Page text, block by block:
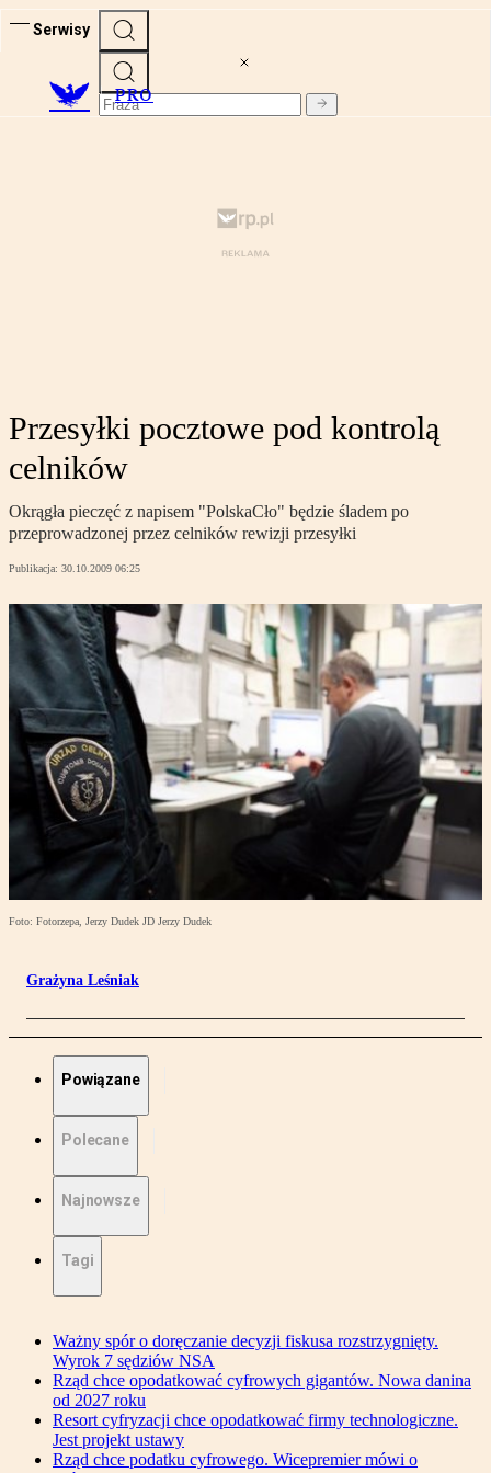
Serwisy
PRO
Przesyłki pocztowe pod kontrolą
celników
Okrągła pieczęć z napisem "PolskaCło" będzie śladem po
przeprowadzonej przez celników rewizji przesyłki
Publikacja: 30.10.2009 06:25
Foto: Fotorzepa, Jerzy Dudek JD Jerzy Dudek
Grażyna Leśniak
Powiązane
Polecane
Najnowsze
Tagi
Ważny spór o doręczanie decyzji fiskusa rozstrzygnięty.
Wyrok 7 sędziów NSA
Rząd chce opodatkować cyfrowych gigantów. Nowa danina
od 2027 roku
Resort cyfryzacji chce opodatkować firmy technologiczne.
Jest projekt ustawy
Rząd chce podatku cyfrowego. Wicepremier mówi o